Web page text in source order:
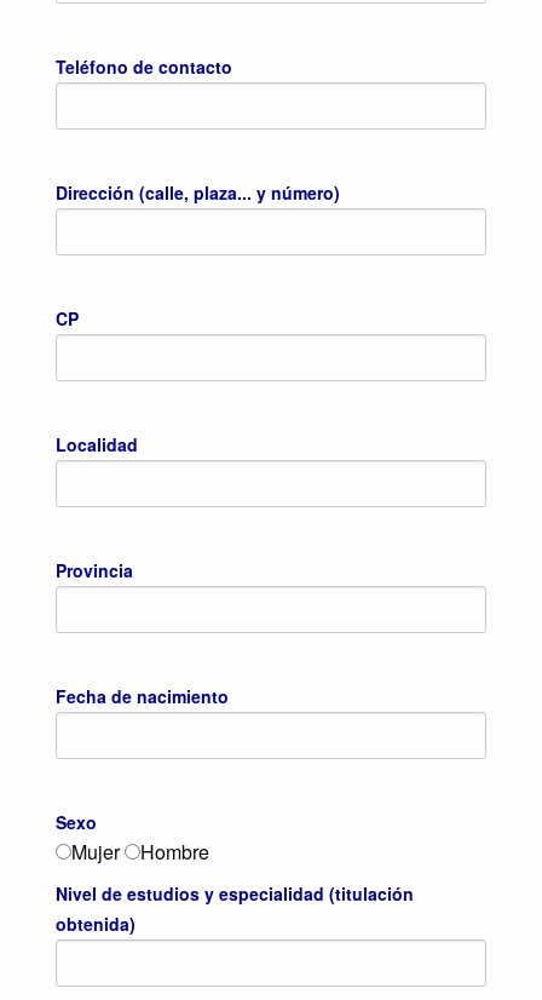
Teléfono de contacto
Dirección (calle, plaza... y número)
CP
Localidad
Provincia
Fecha de nacimiento
Sexo
Mujer Hombre
Nivel de estudios y especialidad (titulación
obtenida)